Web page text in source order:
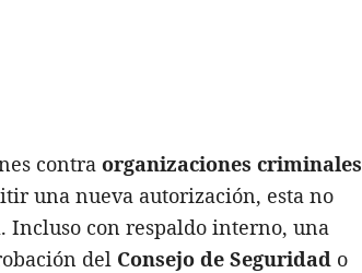
contra organizaciones criminales
una nueva autorización, esta no
con respaldo interno, una
del Consejo de Seguridad o